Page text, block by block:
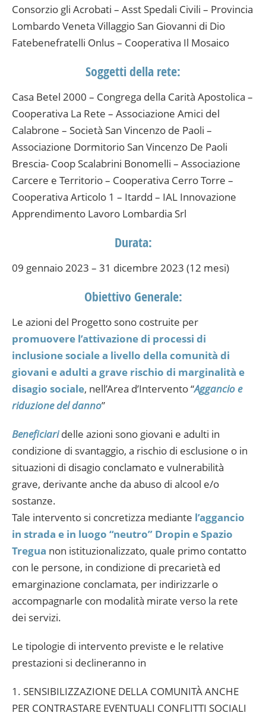
Consorzio gli Acrobati – Asst Spedali Civili – Provincia
Lombardo Veneta Villaggio San Giovanni di Dio
Fatebenefratelli Onlus – Cooperativa Il Mosaico
Soggetti della rete:
Casa Betel 2000 – Congrega della Carità Apostolica –
Cooperativa La Rete – Associazione Amici del
Calabrone – Società San Vincenzo de Paoli –
Associazione Dormitorio San Vincenzo De Paoli
Brescia- Coop Scalabrini Bonomelli – Associazione
Carcere e Territorio – Cooperativa Cerro Torre –
Cooperativa Articolo 1 – Itardd – IAL Innovazione
Apprendimento Lavoro Lombardia Srl
Durata:
09 gennaio 2023 – 31 dicembre 2023 (12 mesi)
Obiettivo Generale:
Le azioni del Progetto sono costruite per
promuovere l’attivazione di processi di
inclusione sociale a livello della comunità di
giovani e adulti a grave rischio di marginalità e
disagio sociale, nell’Area d’Intervento “Aggancio e
riduzione del danno”
Beneficiari delle azioni sono giovani e adulti in
condizione di svantaggio, a rischio di esclusione o in
situazioni di disagio conclamato e vulnerabilità
grave, derivante anche da abuso di alcool e/o
sostanze.
Tale intervento si concretizza mediante l’aggancio
in strada e in luogo “neutro” Dropin e Spazio
Tregua non istituzionalizzato, quale primo contatto
con le persone, in condizione di precarietà ed
emarginazione conclamata, per indirizzarle o
accompagnarle con modalità mirate verso la rete
dei servizi.
Le tipologie di intervento previste e le relative
prestazioni si declineranno in
1. SENSIBILIZZAZIONE DELLA COMUNITÀ ANCHE
PER CONTRASTARE EVENTUALI CONFLITTI SOCIALI